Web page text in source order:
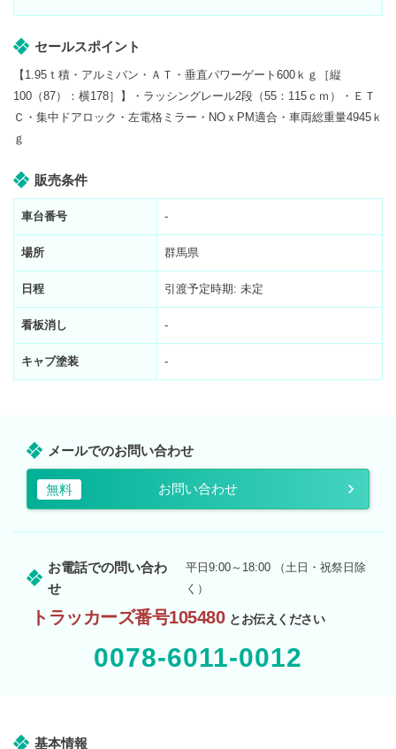
セールスポイント
【1.95ｔ積・アルミバン・ＡＴ・垂直パワーゲート600ｋｇ［縦
100（87）：横178］】・ラッシングレール2段（55：115ｃｍ）・ＥＴ
Ｃ・集中ドアロック・左電格ミラー・NOｘPM適合・車両総重量4945ｋ
ｇ
販売条件
車台番号 -
場所 群馬県
日程 引渡予定時期: 未定
看板消し -
キャブ塗装 -
メールでのお問い合わせ
無料 お問い合わせ
お電話での問い合わ
せ
平日9:00～18:00 （土日・祝祭日除
く）
トラッカーズ番号105480 とお伝えください
0078-6011-0012
基本情報